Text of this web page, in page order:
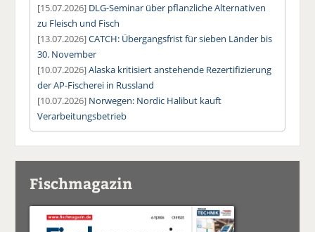
[15.07.2026] DLG-Seminar über pflanzliche Alternativen
zu Fleisch und Fisch
[13.07.2026]CATCH: Übergangsfrist für sieben Länder bis
30. November
[10.07.2026]Alaska kritisiert anstehende Rezertifizierung
der AP-Fischerei in Russland
[10.07.2026] Norwegen: Nordic Halibut kauft
Verarbeitungsbetrieb
Fischmagazin